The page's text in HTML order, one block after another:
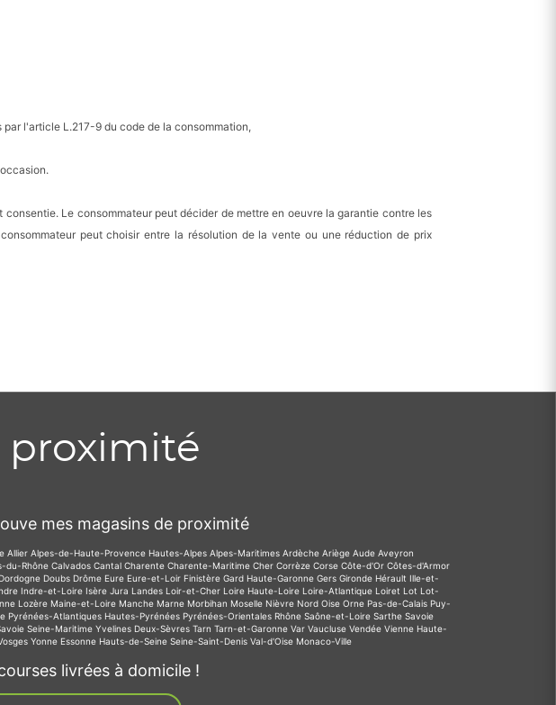
l'article L.217-9 du code de la consommation,
Le consommateur peut décider de mettre en oeuvre la garantie contre les
peut choisir entre la résolution de la vente ou une réduction de prix
proximité
mes magasins de proximité
Allier Alpes-de-Haute-Provence Hautes-Alpes Alpes-Maritimes Ardèche Ariège Aude Aveyron
du-Rhône Calvados Cantal Charente Charente-Maritime Cher Corrèze Corse Côte-d'Or Côtes-d'Armor
Dordogne Doubs Drôme Eure Eure-et-Loir Finistère Gard Haute-Garonne Gers Gironde Hérault Ille-et-
Indre-et-Loire Isère Jura Landes Loir-et-Cher Loire Haute-Loire Loire-Atlantique Loiret Lot Lot-
Lozère Maine-et-Loire Manche Marne Morbihan Moselle Nièvre Nord Oise Orne Pas-de-Calais Puy-
Pyrénées-Atlantiques Hautes-Pyrénées Pyrénées-Orientales Rhône Saône-et-Loire Sarthe Savoie
Seine-Maritime Yvelines Deux-Sèvres Tarn Tarn-et-Garonne Var Vaucluse Vendée Vienne Haute-
Yonne Essonne Hauts-de-Seine Seine-Saint-Denis Val-d'Oise Monaco-Ville
livrées à domicile !